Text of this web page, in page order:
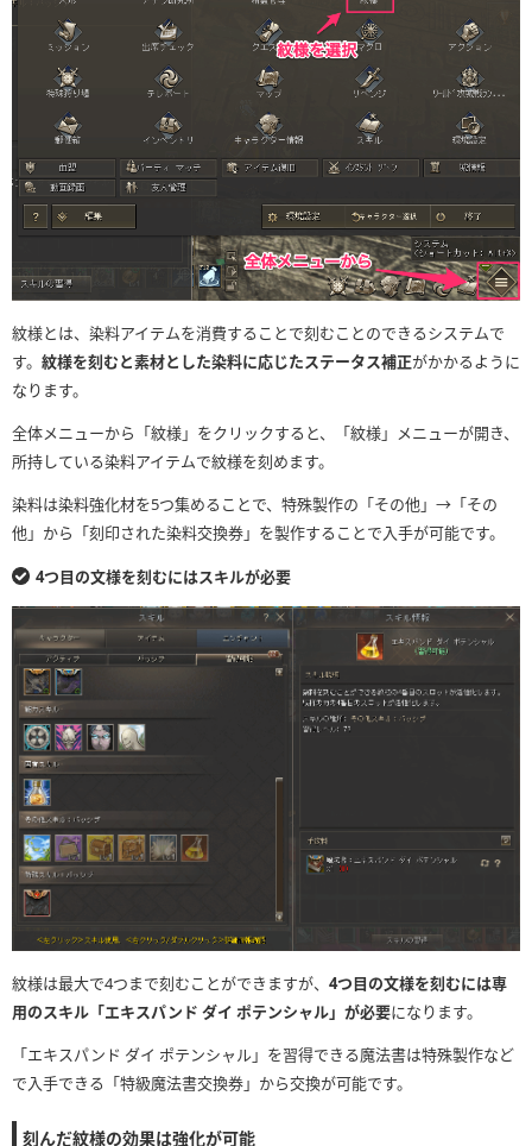
紋様とは、染料アイテムを消費することで刻むことのできるシステムで
す。 紋様を刻むと素材とした染料に応じたステータス補正がかかるように
なります。
全体メニューから「紋様」をクリックすると、「紋様」メニューが開き、
所持している染料アイテムで紋様を刻めます。
染料は染料強化材を5つ集めることで、特殊製作の「その他」→「その
他」から「刻印された染料交換券」を製作することで入手が可能です。
4つ目の文様を刻むにはスキルが必要
紋様は最大で4つまで刻むことができますが、 4つ目の文様を刻むには専
用のスキル「エキスパンド ダイ ポテンシャル」が必要になります。
「エキスパンド ダイ ポテンシャル」を習得できる魔法書は特殊製作など
で入手できる「特級魔法書交換券」から交換が可能です。
刻んだ紋様の効果は強化が可能